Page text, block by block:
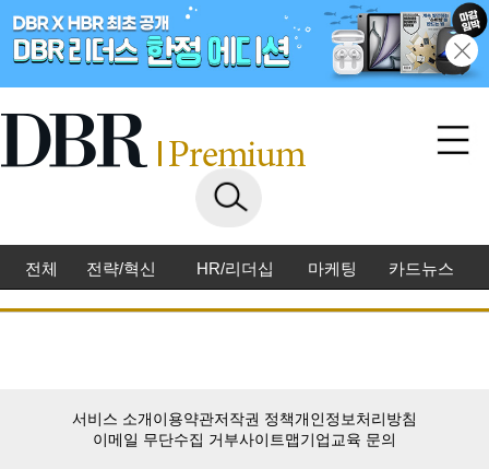
전체 전략/혁신 HR/리더십 마케팅 카드뉴스
서비스 소개이용약관저작권 정책개인정보처리방침
이메일 무단수집 거부사이트맵기업교육 문의